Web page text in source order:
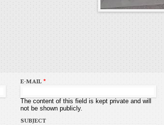
E-MAIL*
The content of this field is kept private and will
not be shown publicly.
SUBJECT